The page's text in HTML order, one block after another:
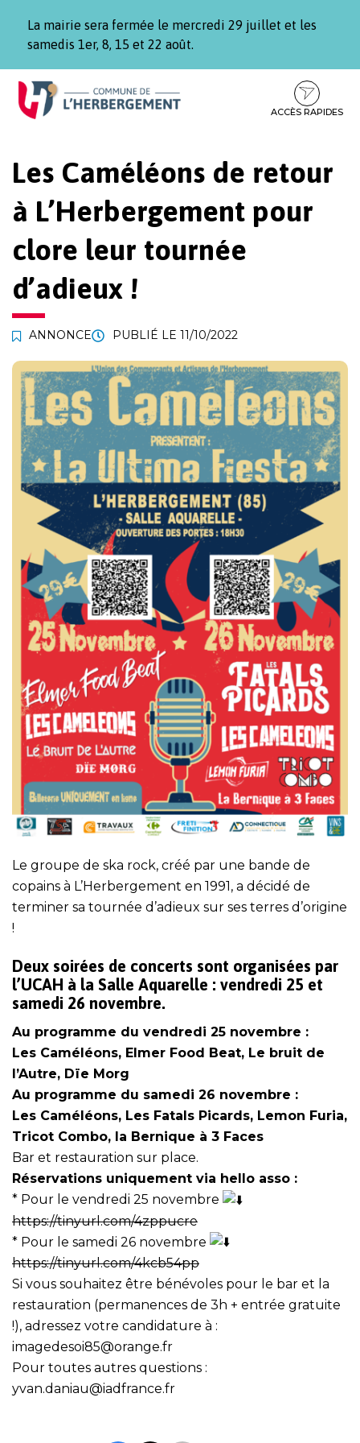
La mairie sera fermée le mercredi 29 juillet et les
samedis 1er, 8, 15 et 22 août.
Aller
Aller
contenu
Aller
pied
ACCÈS RAPIDES
Les Caméléons de retour
à L’Herbergement pour
clore leur tournée
d’adieux !
ANNONCE PUBLIÉ LE 11/10/2022
Le groupe de ska rock, créé par une bande de
copains à L’Herbergement en 1991, a décidé de
terminer sa tournée d’adieux sur ses terres d’origine
!
Deux soirées de concerts sont organisées par
l’UCAH à la Salle Aquarelle : vendredi 25 et
samedi 26 novembre.
Au programme du vendredi 25 novembre :
Les Caméléons, Elmer Food Beat, Le bruit de
l’Autre, Dïe Morg
Au programme du samedi 26 novembre :
Les Caméléons, Les Fatals Picards, Lemon Furia,
Tricot Combo, la Bernique à 3 Faces
Bar et restauration sur place.
Réservations uniquement via hello asso :
* Pour le vendredi 25 novembre️
https://tinyurl.com/4zppucre
* Pour le samedi 26 novembre
https://tinyurl.com/4kcb54pp
Si vous souhaitez être bénévoles pour le bar et la
restauration (permanences de 3h + entrée gratuite
!), adressez votre candidature à :
imagedesoi85@orange.fr
Pour toutes autres questions :
yvan.daniau@iadfrance.fr